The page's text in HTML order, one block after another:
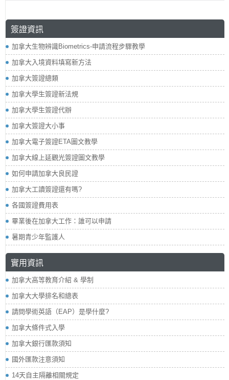
簽證資訊
加拿大生物辨識Biometrics-申請流程步驟教學
加拿大入境資料填寫新方法
加拿大簽證總類
加拿大學生簽證新法規
加拿大學生簽證代辦
加拿大簽證大小事
加拿大電子簽證ETA圖文教學
加拿大線上延觀光簽證圖文教學
如何申請加拿大良民證
加拿大工讀簽證還有嗎?
各國簽證費用表
畢業後在加拿大工作：誰可以申請
暑期青少年監護人
實用資訊
加拿大高等教育介紹 & 學制
加拿大大學排名和總表
請問學術英語（EAP）是學什麼?
加拿大條件式入學
加拿大銀行匯款須知
國外匯款注意須知
14天自主隔離相關規定